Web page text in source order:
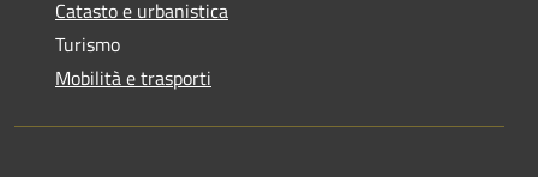
Catasto e urbanistica
Turismo
Mobilità e trasporti